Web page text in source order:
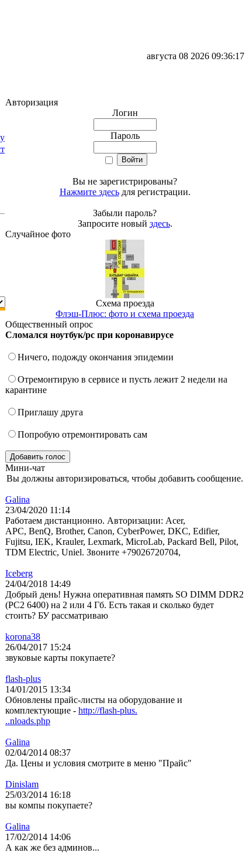
августа 08 2026 09:36:17
Авторизация
Логин
Пароль
Вы не зарегистрированы?
Нажмите здесьдля регистрации.
Забыли пароль?
Запросите новый здесь.
Случайное фото
Схема проезда
Флэш-Плюс: фото и схема проезда
Общественный опрос
Сломался ноутбук/pc при коронавирусе
Ничего, подожду окончания эпидемии
Отремонтирую в сервисе и пусть лежит 2 недели на
карантине
Приглашу друга
Попробую отремонтировать сам
Мини-чат
Вы должны авторизироваться, чтобы добавить сообщение.
Galina
23/04/2020 11:14
Работаем дистанционно. Авторизации: Acer,
APC, BenQ, Brother, Canon, CyberPower, DKC, Edifier,
Fujitsu, IEK, Krauler, Lexmark, MicroLab, Packard Bell, Pilot,
TDM Electric, Uniel. Звоните +79026720704,
Iceberg
24/04/2018 14:49
Добрый день! Нужна оперативная память SO DIMM DDR2
(PC2 6400) на 2 или 4 Гб. Есть такая и сколько будет
стоить? БУ рассматриваю
korona38
26/04/2017 15:24
звуковые карты покупаете?
flash-plus
14/01/2015 13:34
Обновлены прайс-листы на оборудование и
комплектующие - http://flash-plus.
..nloads.php
Galina
02/04/2014 08:37
Да. Цены и условия смотрите в меню "Прайс"
Dinislam
25/03/2014 16:18
вы компы покупаете?
Galina
17/02/2014 14:06
А как же без админов...